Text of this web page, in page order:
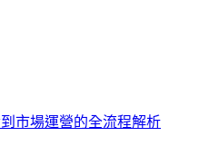
市場運營的全流程解析